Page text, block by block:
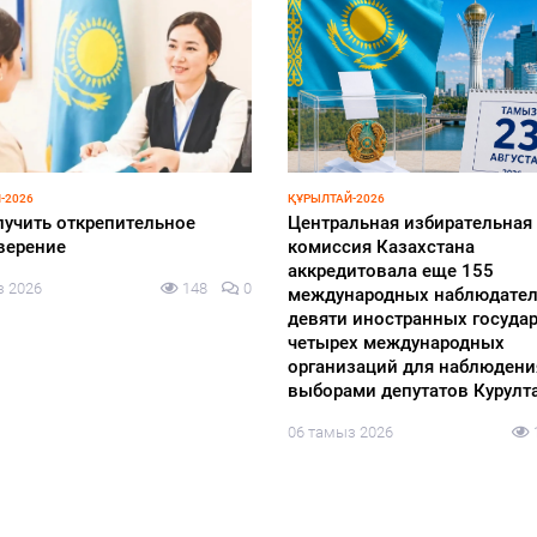
2026
открепительное
2026 148 0
ҚҰРЫЛТАЙ-2026
Центральная избирательная
комиссия Казахстана
аккредитовала еще 155
международных
девяти иностранных
четырех международных
организаций для
выборами депутатов
06 тамыз 2026